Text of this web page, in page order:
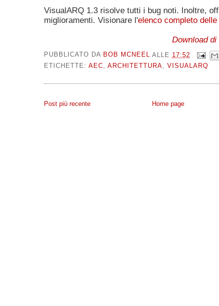
VisualARQ 1.3 risolve tutti i bug noti. Inoltre,
miglioramenti. Visionare l'elenco completo
Download
PUBBLICATO DA BOB MCNEEL ALLE 17:52
ETICHETTE: AEC, ARCHITETTURA, VISUALARQ
Post più recente Home page